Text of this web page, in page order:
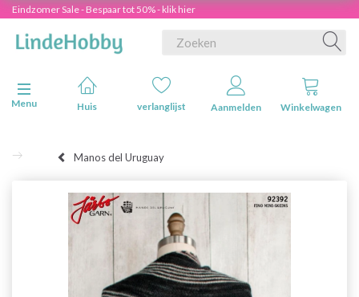
Eindzomer Sale - Bespaar tot 50% - klik hier
Navigatie in-/uitschakelen
Menu
Huis verlanglijst Aanmelden Winkelwagen
Manos del Uruguay